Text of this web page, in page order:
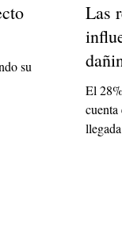
su
Las
El
cuenta